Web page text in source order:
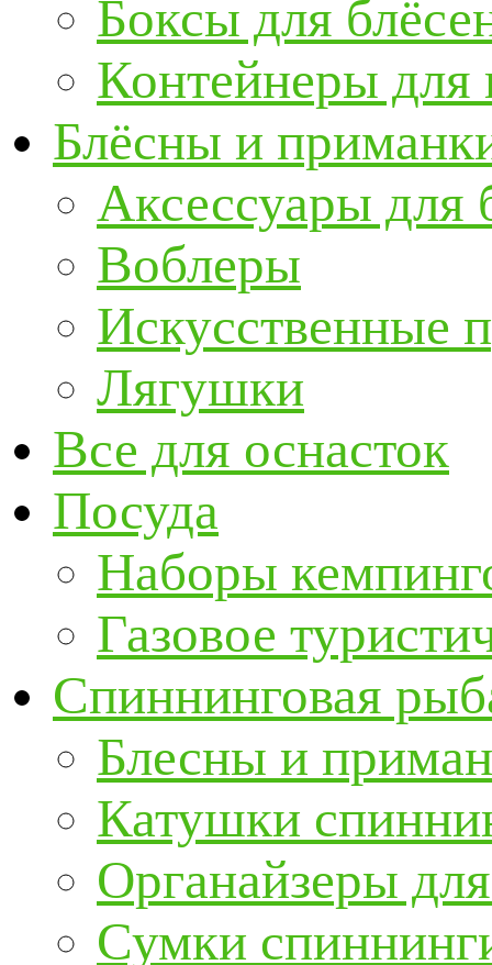
Боксы для
Контейнеры для
Блёсны и
Аксессуары для
Воблеры
Искусственные
Лягушки
Все для оснасток
Посуда
Наборы
Газовое
Спиннинговая
Блесны и
Катушки
Органайзеры
Сумки